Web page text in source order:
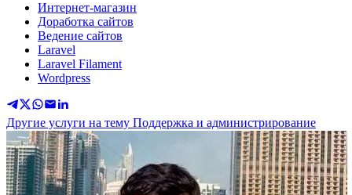
Интернет-магазин
Доработка сайтов
Ведение сайтов
Laravel
Laravel Filament
Wordpress
Другие услуги на тему Поддержка и администрирование